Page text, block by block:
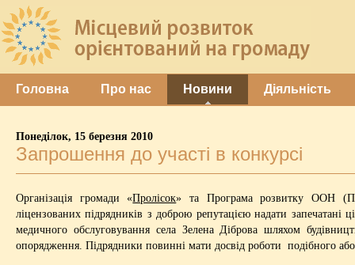
Головна Про нас Новини Діяльність
Понеділок, 15 березня 2010
Запрошення до участі в конкурсі
Організація громади «Пролісок» та Програма розвитку ООН
ліцензованих підрядників з доброю репутацією надати
медичного обслуговування села Зелена Діброва шляхом
опорядження. Підрядники повинні мати досвід роботи подібного